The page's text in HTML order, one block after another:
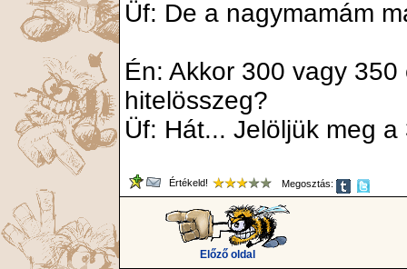
Üf: De a nagymamám
Én: Akkor 300 vagy
hitelösszeg?
Üf: Hát... Jelöljük meg
Értékeld! Megosztás:
Előző oldal